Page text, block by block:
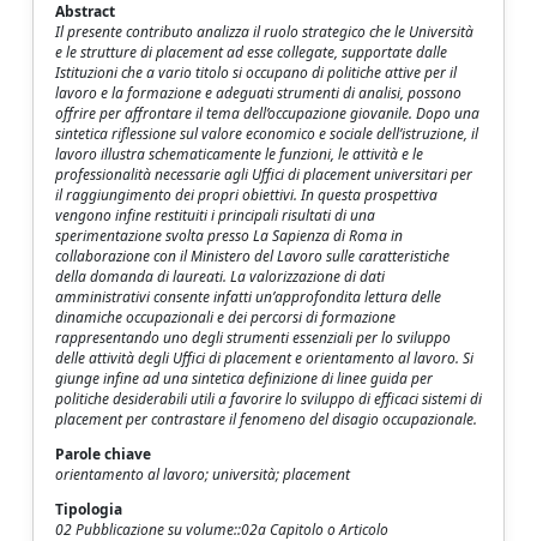
Abstract
Il presente contributo analizza il ruolo strategico che le Università
e le strutture di placement ad esse collegate, supportate dalle
Istituzioni che a vario titolo si occupano di politiche attive per il
lavoro e la formazione e adeguati strumenti di analisi, possono
offrire per affrontare il tema dell’occupazione giovanile. Dopo una
sintetica riflessione sul valore economico e sociale dell’istruzione, il
lavoro illustra schematicamente le funzioni, le attività e le
professionalità necessarie agli Uffici di placement universitari per
il raggiungimento dei propri obiettivi. In questa prospettiva
vengono infine restituiti i principali risultati di una
sperimentazione svolta presso La Sapienza di Roma in
collaborazione con il Ministero del Lavoro sulle caratteristiche
della domanda di laureati. La valorizzazione di dati
amministrativi consente infatti un’approfondita lettura delle
dinamiche occupazionali e dei percorsi di formazione
rappresentando uno degli strumenti essenziali per lo sviluppo
delle attività degli Uffici di placement e orientamento al lavoro. Si
giunge infine ad una sintetica definizione di linee guida per
politiche desiderabili utili a favorire lo sviluppo di efficaci sistemi di
placement per contrastare il fenomeno del disagio occupazionale.
Parole chiave
orientamento al lavoro; università; placement
Tipologia
02 Pubblicazione su volume::02a Capitolo o Articolo